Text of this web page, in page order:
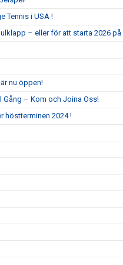
Tennis i USA !
– eller för att starta 2026 på
nu öppen!
Gång – Kom och Joina Oss!
höstterminen 2024 !